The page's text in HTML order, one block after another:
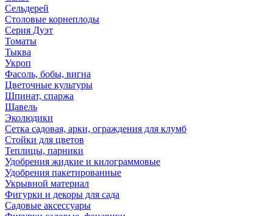
Сельдерей
Столовые корнеплоды
Серия Дуэт
Томаты
Тыква
Укроп
Фасоль, бобы, вигна
Цветочные культуры
Шпинат, спаржа
Щавель
Эколюдики
Сетка садовая, арки, ограждения для клумб
Стойки для цветов
Теплицы, парники
Удобрения жидкие и килограммовые
Удобрения пакетированные
Укрывной материал
Фигурки и декоры для сада
Садовые аксессуары